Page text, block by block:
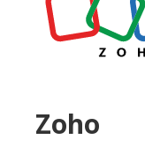
Zoho